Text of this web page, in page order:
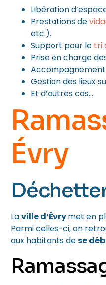
Libération
Prestations de
etc.).
Support pour le tri
Prise en charge
Gestion des lieux
Et d’autres cas…
Évry
Laville d’Évrymet en
Parmi celles-ci, on
aux habitants dese